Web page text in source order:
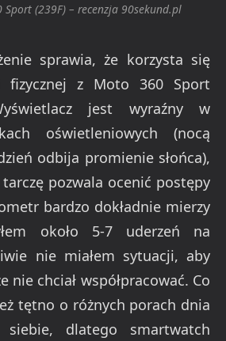
(239F) – recenzja 90sekund.pl
sprawia, że korzysta się
fizycznej z Moto 360 Sport
jest wyraźny w
oświetleniowych (nocą
odbija promienie słońca),
pozwala ocenić postępy
bardzo dokładnie mierzy
około 5-7 uderzeń na
nie miałem sytuacji, aby
nie chciał współpracować. Co
tętno o różnych porach dnia
dlatego smartwatch